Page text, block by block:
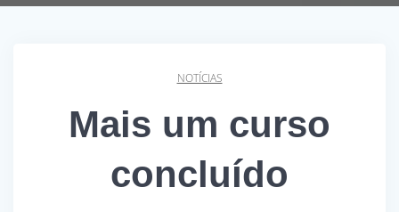
NOTÍCIAS
Mais um curso
concluído